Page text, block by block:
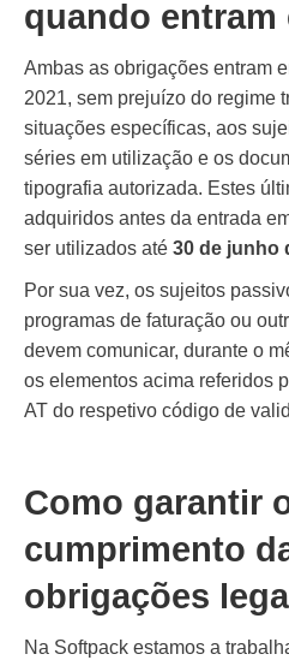
quando entram
Ambas as obrigações entram
2021, sem prejuízo do regime
situações específicas, aos
séries em utilização e os
tipografia autorizada. Estes
adquiridos antes da entrada
ser utilizados até 30 de junho
Por sua vez, os sujeitos
programas de faturação ou
devem comunicar, durante o
os elementos acima referidos
AT do respetivo código de
Como garantir
cumprimento
obrigações
Na Softpack estamos a